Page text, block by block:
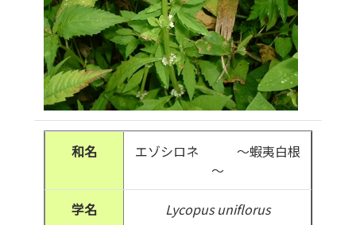
和名
エゾシロネ ～蝦夷白根
～
学名 Lycopus uniflorus